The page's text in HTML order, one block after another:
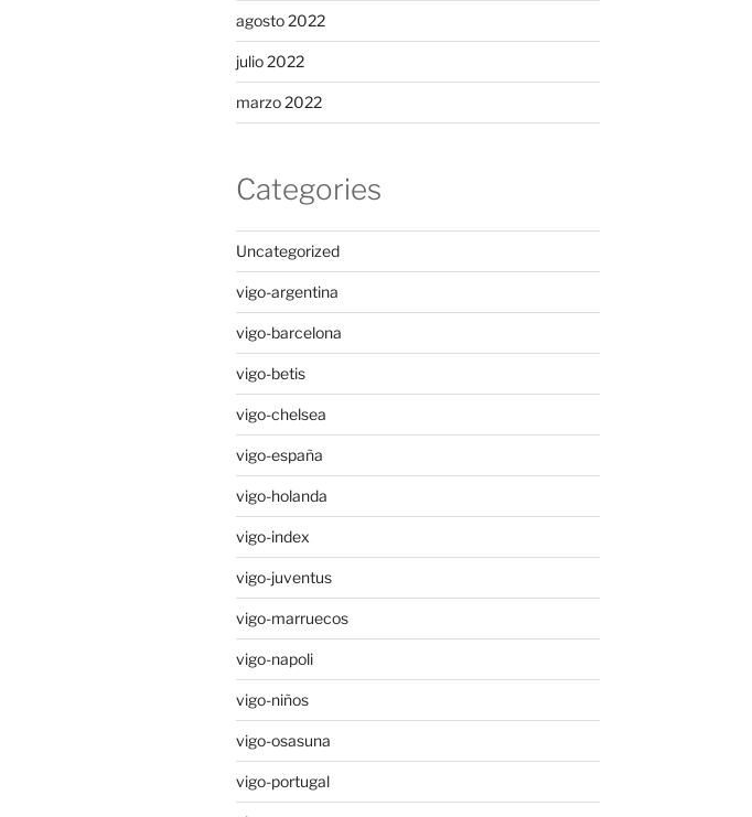
agosto 2022
julio 2022
marzo 2022
Categories
Uncategorized
vigo-argentina
vigo-barcelona
vigo-betis
vigo-chelsea
vigo-españa
vigo-holanda
vigo-index
vigo-juventus
vigo-marruecos
vigo-napoli
vigo-niños
vigo-osasuna
vigo-portugal